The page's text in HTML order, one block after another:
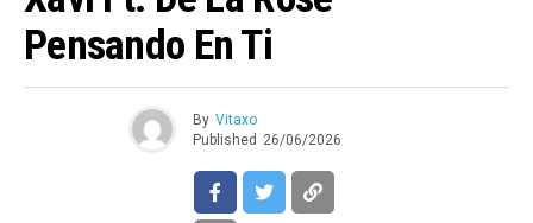
Pensando En Ti
By Vitaxo
Published 26/06/2026